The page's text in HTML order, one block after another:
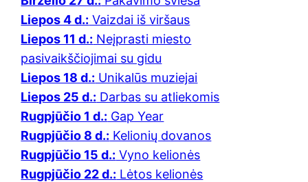
Liepos 4 d.: Vaizdai iš viršaus
Liepos 11 d.: Neįprasti miesto
pasivaikščiojimai su gidu
Liepos 18 d.: Unikalūs muziejai
Liepos 25 d.: Darbas su atliekomis
Rugpjūčio 1 d.: Gap Year
Rugpjūčio 8 d.: Kelionių dovanos
Rugpjūčio 15 d.: Vyno kelionės
Rugpjūčio 22 d.: Lėtos kelionės